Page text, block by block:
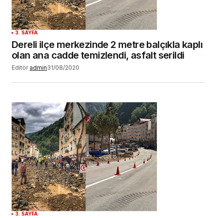
YORUM GÖNDER
3. SAYFA
Dereli ilçe merkezinde 2 metre balçıkla kaplı
olan ana cadde temizlendi, asfalt serildi
Editör admin31/08/2020
3. SAYFA